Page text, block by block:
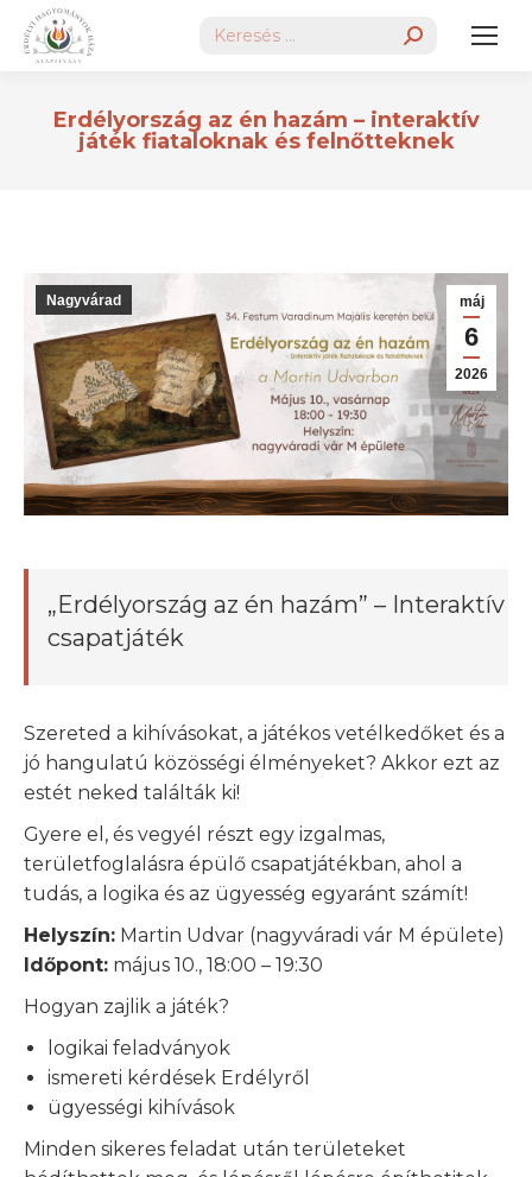
Search:
Erdélyország az én hazám – interaktív
játék fiataloknak és felnőtteknek
máj
6
2026
Nagyvárad
„Erdélyország az én hazám” – Interaktív
csapatjáték
Szereted a kihívásokat, a játékos vetélkedőket és a
jó hangulatú közösségi élményeket? Akkor ezt az
estét neked találták ki!
Gyere el, és vegyél részt egy izgalmas,
területfoglalásra épülő csapatjátékban, ahol a
tudás, a logika és az ügyesség egyaránt számít!
Helyszín: Martin Udvar (nagyváradi vár M épülete)
Időpont: május 10., 18:00 – 19:30
Hogyan zajlik a játék?
logikai feladványok
ismereti kérdések Erdélyről
ügyességi kihívások
Minden sikeres feladat után területeket